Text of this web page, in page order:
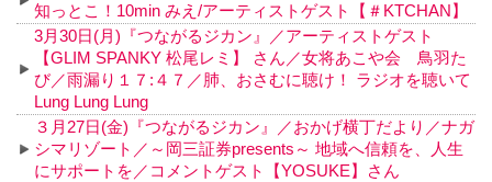
知っとこ！10min みえ/アーティストゲスト【＃KTCHAN】
3月30日(月)『つながるジカン』／アーティストゲスト
【GLIM SPANKY 松尾レミ】 さん／女将あこや会 鳥羽た
び／雨漏り１７:４７／肺、おさむに聴け！ ラジオを聴いて
Lung Lung Lung
３月27日(金)『つながるジカン』／おかげ横丁だより／ナガ
シマリゾート／～岡三証券presents～ 地域へ信頼を、人生
にサポートを／コメントゲスト【YOSUKE】さん